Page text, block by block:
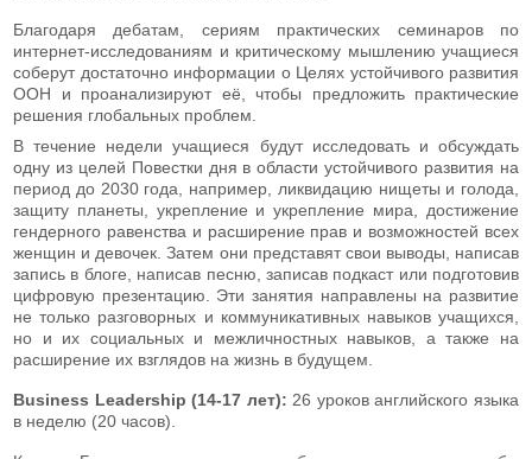
Благодаря дебатам, сериям практических семинаров по
интернет-исследованиям и критическому мышлению учащиеся
соберут достаточно информации о Целях устойчивого развития
ООН и проанализируют её, чтобы предложить практические
решения глобальных проблем.
В течение недели учащиеся будут исследовать и обсуждать
одну из целей Повестки дня в области устойчивого развития на
период до 2030 года, например, ликвидацию нищеты и голода,
защиту планеты, укрепление и укрепление мира, достижение
гендерного равенства и расширение прав и возможностей всех
женщин и девочек. Затем они представят свои выводы, написав
запись в блоге, написав песню, записав подкаст или подготовив
цифровую презентацию. Эти занятия направлены на развитие
не только разговорных и коммуникативных навыков учащихся,
но и их социальных и межличностных навыков, а также на
расширение их взглядов на жизнь в будущем.
Business Leadership (14-17 лет): 26 уроков английского языка
в неделю (20 часов).